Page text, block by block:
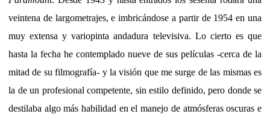
veintena de largometrajes, e imbricándose a partir de 1954 en una
muy extensa y variopinta andadura televisiva. Lo cierto es que
hasta la fecha he contemplado nueve de sus películas -cerca de la
mitad de su filmografía- y la visión que me surge de las mismas es
la de un profesional competente, sin estilo definido, pero donde se
destilaba algo más habilidad en el manejo de atmósferas oscuras e